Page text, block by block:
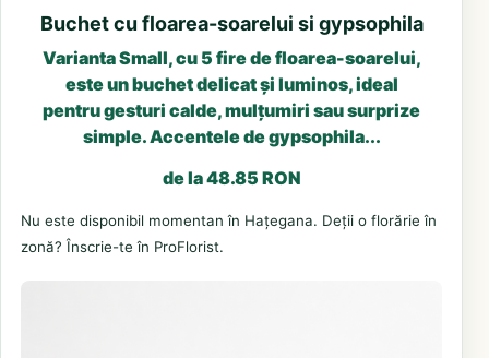
Buchet cu floarea-soarelui si gypsophila
Varianta Small, cu 5 fire de floarea-soarelui,
este un buchet delicat și luminos, ideal
pentru gesturi calde, mulțumiri sau surprize
simple. Accentele de gypsophila...
de la 48.85 RON
Nu este disponibil momentan în Hațegana. Deții o florărie în
zonă? Înscrie-te în ProFlorist.